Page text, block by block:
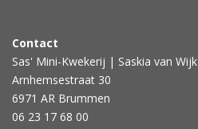
Contact
Sas' Mini-Kwekerij | Saskia van Wijk
Arnhemsestraat 30
6971 AR Brummen
06 23 17 68 00